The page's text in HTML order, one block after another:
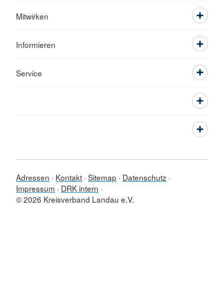
Mitwirken
Informieren
Service
Adressen Kontakt Sitemap
Datenschutz
Impressum
DRK intern
© 2026 Kreisverband Landau e.V.